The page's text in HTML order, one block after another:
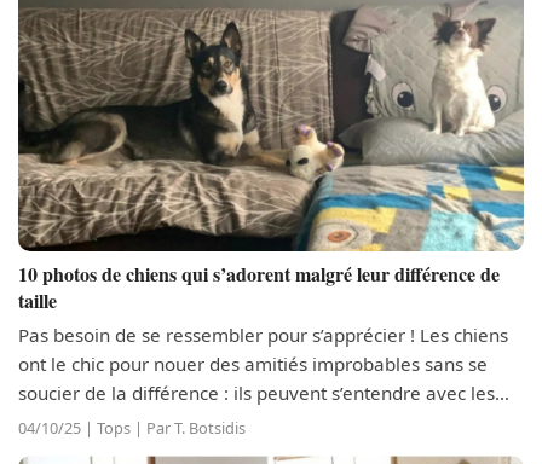
10 photos de chiens qui s’adorent malgré leur différence de
taille
Pas besoin de se ressembler pour s’apprécier ! Les chiens
ont le chic pour nouer des amitiés improbables sans se
soucier de la différence : ils peuvent s’entendre avec les
humains et les autres chiens, mais aussi avec des chats,
des oiseaux, des...
04/10/25 | Tops | Par T. Botsidis